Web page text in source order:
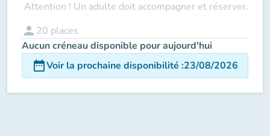
Attention ! Un adulte doit accompagner et réserver.
person 20 places
Aucun créneau disponible pour aujourd'hui
date_rangeVoir la prochaine disponibilité :23/08/2026